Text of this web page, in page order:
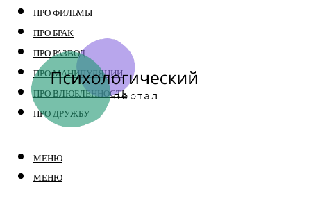
ПРО ФИЛЬМЫ
ПРО БРАК
ПРО РАЗВОД
ПРО МАНИПУЛЯЦИИ
ПРО ВЛЮБЛЕННОСТЬ
ПРО ДРУЖБУ
МЕНЮ
МЕНЮ